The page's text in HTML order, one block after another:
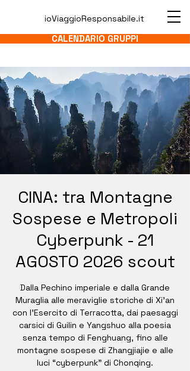
ioViaggioResponsabile.it
CALENDARIO GRUPPI
CINA: tra Montagne
Sospese e Metropoli
Cyberpunk - 21
AGOSTO 2026 scout
Dalla Pechino imperiale e dalla Grande
Muraglia alle meraviglie storiche di Xi’an
con l’Esercito di Terracotta, dai paesaggi
carsici di Guilin e Yangshuo alla poesia
senza tempo di Fenghuang, fino alle
montagne sospese di Zhangjiajie e alle
luci “cyberpunk” di Chonqing.